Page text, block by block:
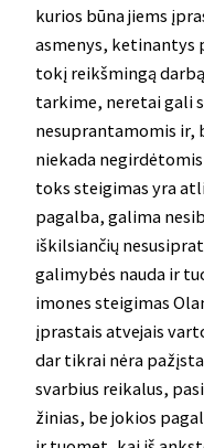
kurios būna jiems
asmenys, ketinantys
tokį reikšmingą
tarkime, neretai gali
nesuprantamomis ir,
niekada
toks steigimas yra
pagalba, galima
iškilsiančių
galimybės nauda ir
imones steigimas
įprastais atvejais
dar tikrai nėra
svarbius reikalus,
žinias, be jokios